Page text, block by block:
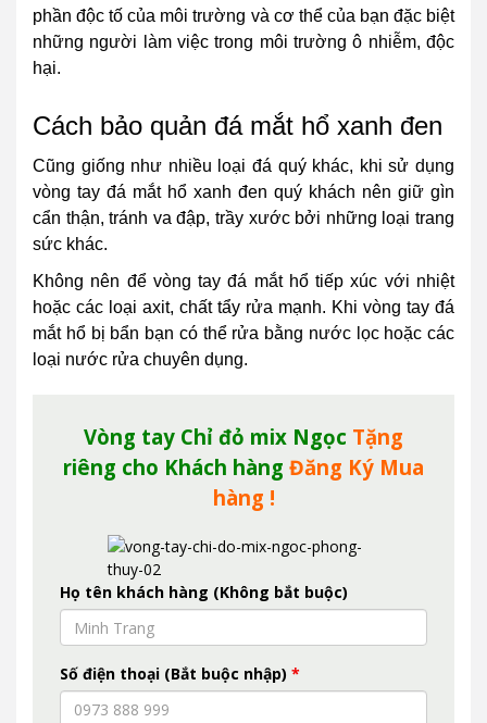
phần độc tố của môi trường và cơ thể của bạn đặc biệt
những người làm việc trong môi trường ô nhiễm, độc
hại.
Cách bảo quản đá mắt hổ xanh đen
Cũng giống như nhiều loại đá quý khác, khi sử dụng
vòng tay đá mắt hổ xanh đen quý khách nên giữ gìn
cẩn thận, tránh va đập, trầy xước bởi những loại trang
sức khác.
Không nên để vòng tay đá mắt hổ tiếp xúc với nhiệt
hoặc các loại axit, chất tẩy rửa mạnh. Khi vòng tay đá
mắt hổ bị bẩn bạn có thể rửa bằng nước lọc hoặc các
loại nước rửa chuyên dụng.
Vòng tay Chỉ đỏ mix Ngọc Tặng
riêng cho Khách hàng Đăng Ký Mua
hàng !
Họ tên khách hàng (Không bắt buộc)
Số điện thoại (Bắt buộc nhập) *